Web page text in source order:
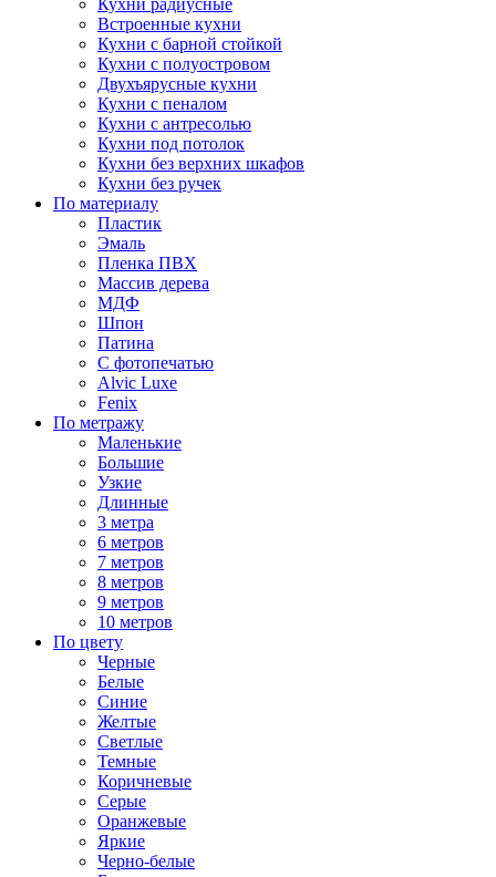
Кухни радиусные
Встроенные кухни
Кухни с барной стойкой
Кухни с полуостровом
Двухъярусные кухни
Кухни с пеналом
Кухни с антресолью
Кухни под потолок
Кухни без верхних шкафов
Кухни без ручек
По материалу
Пластик
Эмаль
Пленка ПВХ
Массив дерева
МДФ
Шпон
Патина
С фотопечатью
Alvic Luxe
Fenix
По метражу
Маленькие
Большие
Узкие
Длинные
3 метра
6 метров
7 метров
8 метров
9 метров
10 метров
По цвету
Черные
Белые
Синие
Желтые
Светлые
Темные
Коричневые
Серые
Оранжевые
Яркие
Черно-белые